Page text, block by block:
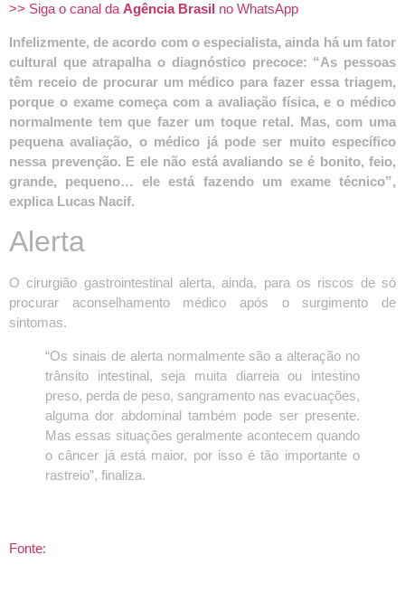
>> Siga o canal da Agência Brasil no WhatsApp
Infelizmente, de acordo com o especialista, ainda há um fator
cultural que atrapalha o diagnóstico precoce: “As pessoas
têm receio de procurar um médico para fazer essa triagem,
porque o exame começa com a avaliação física, e o médico
normalmente tem que fazer um toque retal. Mas, com uma
pequena avaliação, o médico já pode ser muito específico
nessa prevenção. E ele não está avaliando se é bonito, feio,
grande, pequeno… ele está fazendo um exame técnico”,
explica Lucas Nacif.
Alerta
O cirurgião gastrointestinal alerta, ainda, para os riscos de só
procurar aconselhamento médico após o surgimento de
sintomas.
“Os sinais de alerta normalmente são a alteração no
trânsito intestinal, seja muita diarreia ou intestino
preso, perda de peso, sangramento nas evacuações,
alguma dor abdominal também pode ser presente.
Mas essas situações geralmente acontecem quando
o câncer já está maior, por isso é tão importante o
rastreio”, finaliza.
Fonte: